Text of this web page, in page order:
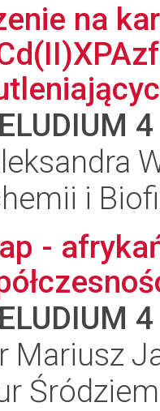
na
4
i
-
4
Mariusz